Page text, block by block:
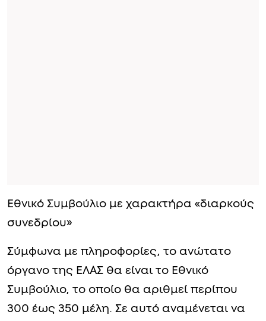
Εθνικό Συμβούλιο με χαρακτήρα «διαρκούς
συνεδρίου»
Σύμφωνα με πληροφορίες, το ανώτατο
όργανο της ΕΛΑΣ θα είναι το Εθνικό
Συμβούλιο, το οποίο θα αριθμεί περίπου
300 έως 350 μέλη. Σε αυτό αναμένεται να